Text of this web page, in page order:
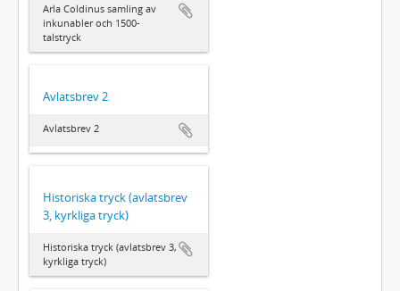
Arla Coldinus samling av
inkunabler och 1500-
talstryck
Avlatsbrev 2
Avlatsbrev 2
Historiska tryck (avlatsbrev
3, kyrkliga tryck)
Historiska tryck (avlatsbrev 3,
kyrkliga tryck)